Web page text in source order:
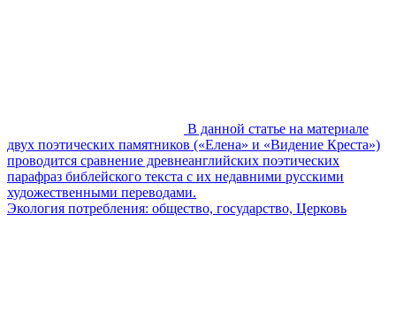
В данной статье на материале
двух поэтических памятников («Елена» и «Видение Креста»)
проводится сравнение древнеанглийских поэтических
парафраз библейского текста с их недавними русскими
художественными переводами.
Экология потребления: общество, государство, Церковь